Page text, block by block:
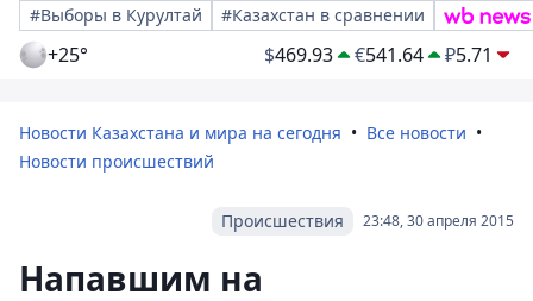
#Выборы в Курултай
#Казахстан в сравнении
+25° $469.93 €541.64 ₽5.71
Новости Казахстана и мира на сегодня
Все новости
Новости происшествий
23:48, 30 апреля 2015
Происшествия
Напавшим на